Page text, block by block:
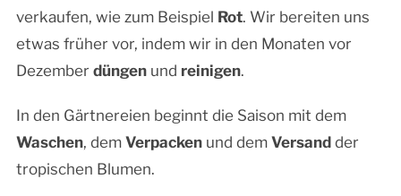
verkaufen, wie zum Beispiel Rot. Wir bereiten uns
etwas früher vor, indem wir in den Monaten vor
Dezember düngenund reinigen.
In den Gärtnereien beginnt die Saison mit dem
Waschen, dem Verpackenund dem Versandder
tropischen Blumen.